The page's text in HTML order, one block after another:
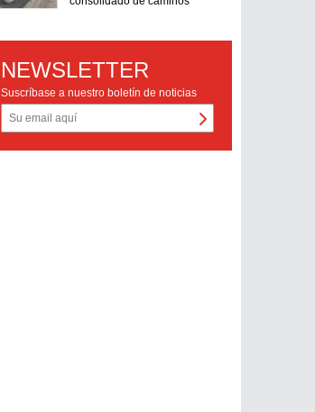
NEWSLETTER
Suscríbase a nuestro boletín de noticias